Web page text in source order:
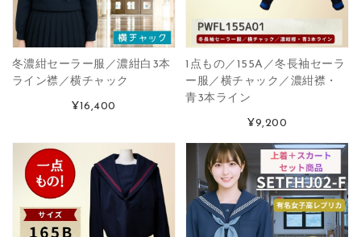
冬濃紺セーラー服／濃紺白3本
ライン襟／横チャック
¥16,400
1点もの／155A／冬長袖セーラ
ー服／横チャック／濃紺襟・
青3本ライン
¥9,200